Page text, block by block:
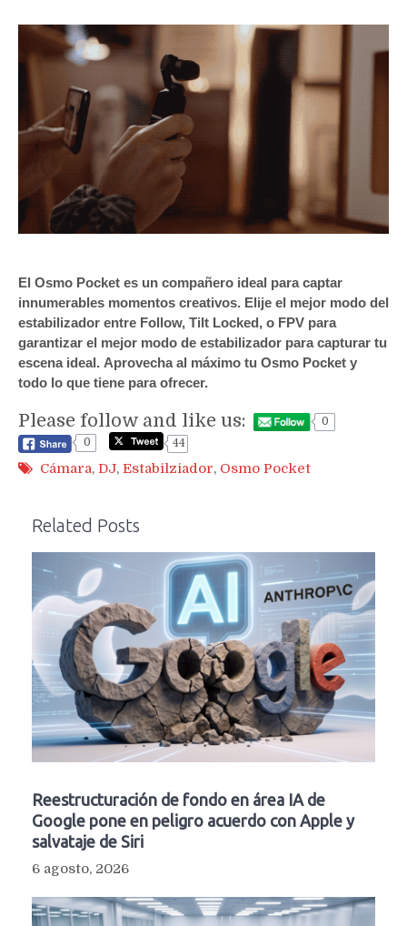
El Osmo Pocket es un compañero ideal para captar
innumerables momentos creativos. Elije el mejor modo del
estabilizador entre Follow, Tilt Locked, o FPV para
garantizar el mejor modo de estabilizador para capturar tu
escena ideal. Aprovecha al máximo tu Osmo Pocket y
todo lo que tiene para ofrecer.
Please follow and like us:
0
0
44
Cámara, DJ, Estabilziador, Osmo Pocket
Related Posts
Reestructuración de fondo en área IA de
Google pone en peligro acuerdo con Apple y
salvataje de Siri
6 agosto, 2026